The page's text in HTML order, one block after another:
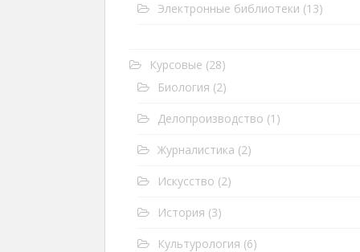
Электронные библиотеки (13)
Курсовые (28)
Биология (2)
Делопроизводство (1)
Журналистика (2)
Искусство (2)
История (3)
Культурология (6)